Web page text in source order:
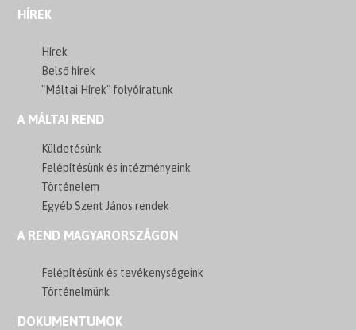
HÍREK
Hírek
Belső hírek
"Máltai Hírek" folyóíratunk
A MÁLTAI REND
Küldetésünk
Felépítésünk és intézményeink
Történelem
Egyéb Szent János rendek
A REND MAGYARORSZÁGON
Felépítésünk és tevékenységeink
Történelmünk
DOKUMENTUMOK